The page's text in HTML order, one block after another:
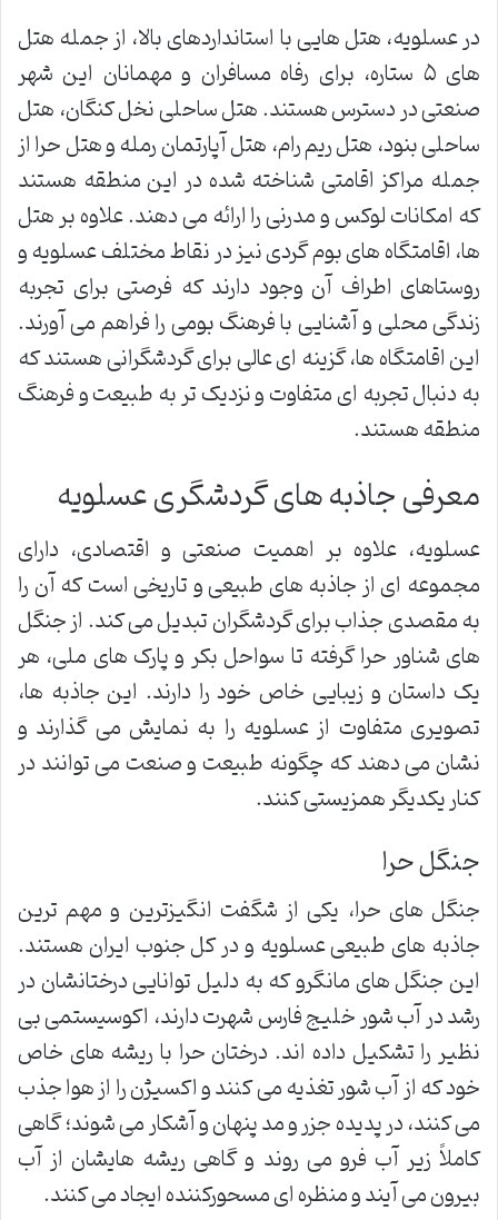
در عسلویه، هتل هایی با استانداردهای بالا، از جمله هتل
های ۵ ستاره، برای رفاه مسافران و مهمانان این شهر
صنعتی در دسترس هستند. هتل ساحلی نخل کنگان، هتل
ساحلی بنود، هتل ریم رام، هتل آپارتمان رمله و هتل حرا از
جمله مراکز اقامتی شناخته شده در این منطقه هستند
که امکانات لوکس و مدرنی را ارائه می دهند. علاوه بر هتل
ها، اقامتگاه های بوم گردی نیز در نقاط مختلف عسلویه و
روستاهای اطراف آن وجود دارند که فرصتی برای تجربه
زندگی محلی و آشنایی با فرهنگ بومی را فراهم می آورند.
این اقامتگاه ها، گزینه ای عالی برای گردشگرانی هستند که
به دنبال تجربه ای متفاوت و نزدیک تر به طبیعت و فرهنگ
منطقه هستند.
معرفی جاذبه های گردشگری عسلویه
عسلویه، علاوه بر اهمیت صنعتی و اقتصادی، دارای
مجموعه ای از جاذبه های طبیعی و تاریخی است که آن را
به مقصدی جذاب برای گردشگران تبدیل می کند. از جنگل
های شناور حرا گرفته تا سواحل بکر و پارک های ملی، هر
یک داستان و زیبایی خاص خود را دارند. این جاذبه ها،
تصویری متفاوت از عسلویه را به نمایش می گذارند و
نشان می دهند که چگونه طبیعت و صنعت می توانند در
کنار یکدیگر همزیستی کنند.
جنگل حرا
جنگل های حرا، یکی از شگفت انگیزترین و مهم ترین
جاذبه های طبیعی عسلویه و در کل جنوب ایران هستند.
این جنگل های مانگرو که به دلیل توانایی درختانشان در
رشد در آب شور خلیج فارس شهرت دارند، اکوسیستمی بی
نظیر را تشکیل داده اند. درختان حرا با ریشه های خاص
خود که از آب شور تغذیه می کنند و اکسیژن را از هوا جذب
می کنند، در پدیده جزر و مد پنهان و آشکار می شوند؛ گاهی
کاملاً زیر آب فرو می روند و گاهی ریشه هایشان از آب
بیرون می آیند و منظره ای مسحورکننده ایجاد می کنند.